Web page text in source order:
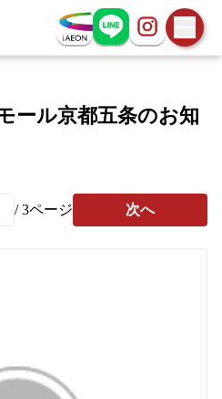
ール京都五条のお知
/3ページ 次へ